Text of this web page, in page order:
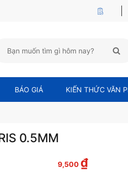
BÁO GIÁ KIẾN THỨC VĂN
0.5MM
9,500 ₫